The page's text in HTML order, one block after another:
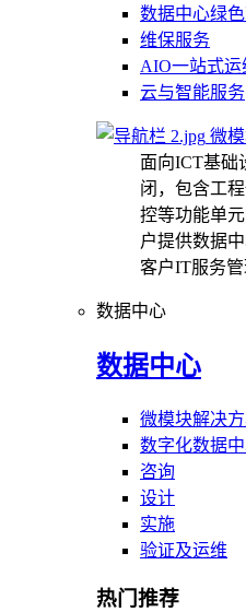
数据中心绿
维保服务
AIO一站式
云与智能服务
微
面向ICT基础
闭，包含工
控等功能单
户提供数据
客户IT服务管
数据中心
数据中心
微模块解决
数字化数据中
咨询
设计
实施
验证及运维
热门推荐